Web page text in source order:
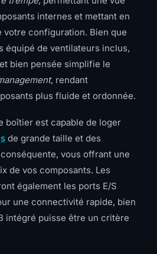
internes et mettant en
votre configuration. Bien que
équipé de ventilateurs inclus,
bien pensée simplifie le
, rendant
plus fluide et ordonnée.
boîtier est capable de loger
de grande taille et des
vous offrant une
de vos composants. Les
également les ports E/S
une connectivité rapide, bien
intégré puisse être un critère